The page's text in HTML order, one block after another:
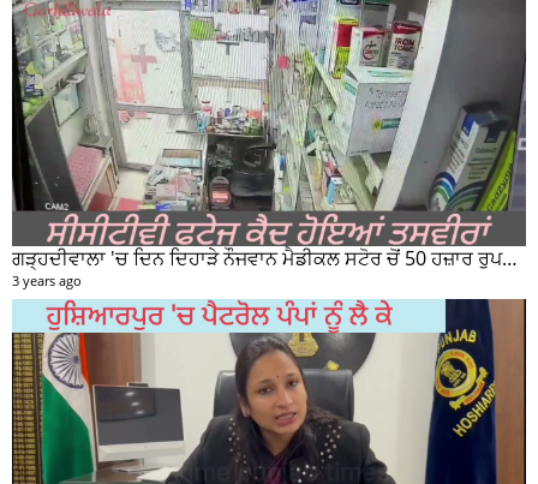
ਗੜ੍ਹਦੀਵਾਲਾ 'ਚ ਦਿਨ ਦਿਹਾੜੇ ਨੌਜਵਾਨ ਮੈਡੀਕਲ ਸਟੋਰ ਚੋਂ 50 ਹਜ਼ਾਰ ਰੁਪਏ ਦੀ ਨਕਦੀ ਚੋਰੀ ਕਰਕੇ ਹੋਇਆ ਰਫੂਚੱਕਰ
3 years ago